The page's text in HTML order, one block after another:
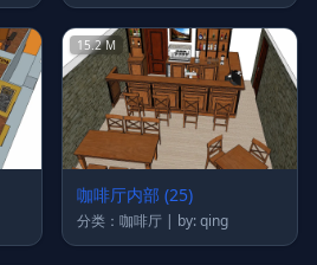
15.2 M
咖啡厅内部 (25)
分类：咖啡厅 | by: qing